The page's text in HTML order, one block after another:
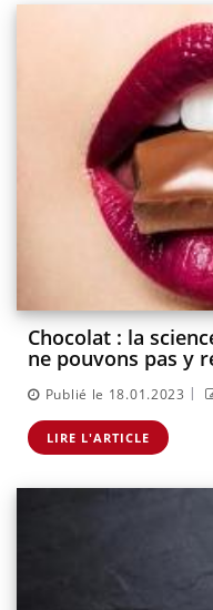
Chocolat : la
ne pouvons pas y
Publié le 18.01.2023 |
LIRE L'ARTICLE